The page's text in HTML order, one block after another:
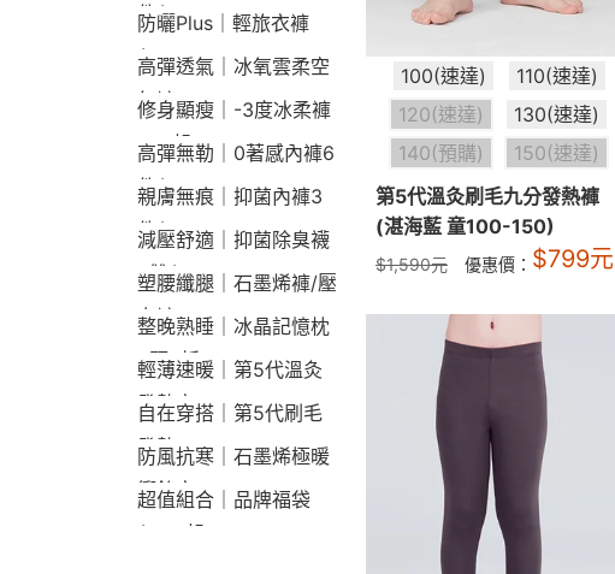
件$1790
防曬Plus｜輕旅衣褲
$2190
高彈透氣｜冰氧雲柔空
氣褲
修身顯瘦｜-3度冰柔褲
790起
高彈無勒｜0著感內褲6
件$1290
親膚無痕｜抑菌內褲3
件$790
減壓舒適｜抑菌除臭襪
3雙$660
塑腰纖腿｜石墨烯褲/壓
力褲
整晚熟睡｜冰晶記憶枕
2顆9折
輕薄速暖｜第5代溫灸
發熱衣
自在穿搭｜第5代刷毛
發熱Bra T
防風抗寒｜石墨烯極暖
衝鋒衣
超值組合｜品牌福袋
$599起
100(速達)
110(速達)
120(速達)
130(速達)
140(預購)
150(速達)
第5代溫灸刷毛九分發熱褲
(湛海藍 童100-150)
$1,590元 優惠價： $799元